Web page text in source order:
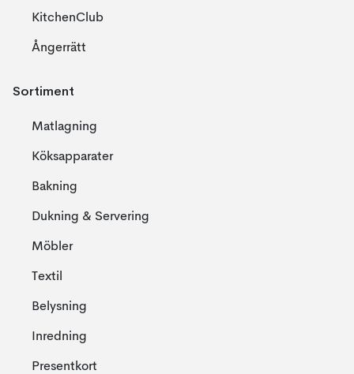
KitchenClub
Ångerrätt
Sortiment
Matlagning
Köksapparater
Bakning
Dukning & Servering
Möbler
Textil
Belysning
Inredning
Presentkort